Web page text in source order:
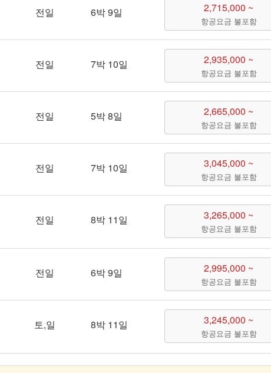
전일 6박 9일 2,715,000 ~
항공요금 불포함
전일 7박 10일 2,935,000 ~
항공요금 불포함
전일 5박 8일 2,665,000 ~
항공요금 불포함
전일 7박 10일 3,045,000 ~
항공요금 불포함
전일 8박 11일 3,265,000 ~
항공요금 불포함
전일 6박 9일 2,995,000 ~
항공요금 불포함
토,일 8박 11일 3,245,000 ~
항공요금 불포함